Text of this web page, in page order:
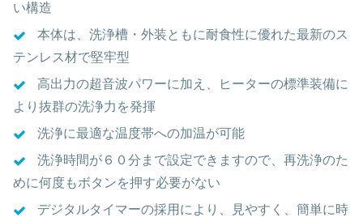
い構造
本体は、洗浄槽・外装ともに耐食性に優れた最新のス
テンレス材で堅牢型
高出力の超音波パワーに加え、ヒーターの標準装備に
より抜群の洗浄力を発揮
洗浄に最適な温度帯への加温が可能
洗浄時間が６０分まで設定できますので、再洗浄のた
めに何度もボタンを押す必要がない
デジタルタイマーの採用により、見やすく、簡単に時